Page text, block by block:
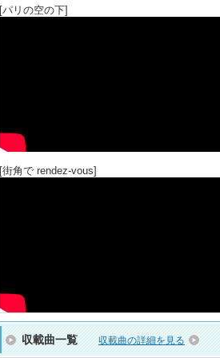
[パリの空の下]
[街角で rendez-vous]
収載曲一覧 収載曲の詳細を見る